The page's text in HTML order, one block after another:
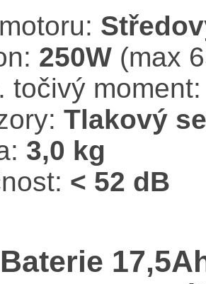
250W (max
točivý
Tlakový
3,0 kg
< 52 dB
Baterie